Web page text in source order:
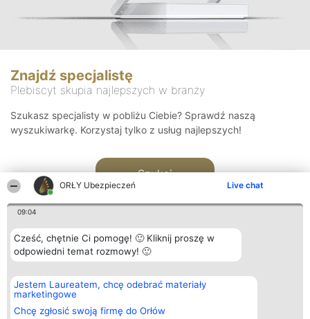
ORŁY Ubezpieczeń Live chat
09:04
Cześć, chętnie Ci pomogę! 🙂 Kliknij proszę w
odpowiedni temat rozmowy! 🙂
Jestem Laureatem, chcę odebrać materiały
marketingowe
Chcę zgłosić swoją firmę do Orłów
Znajdź specjalistę
Plebiscyt skupia najlepszych w branży
Szukasz specjalisty w pobliżu Ciebie? Sprawdź naszą
wyszukiwarkę. Korzystaj tylko z usług najlepszych!
Szukaj
Organizator plebiscytu
Bright Side Solutions sp. z o.
o. sp. k.
ul. Ruska 22
Wrocław 50-079
Plebiscyt
Laureaci
wszystkich
Laureatów
Kontakt
Kontakt